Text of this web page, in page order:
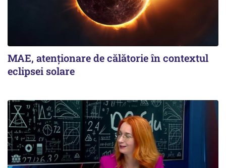
MAE, atenționare de călătorie în contextul
eclipsei solare